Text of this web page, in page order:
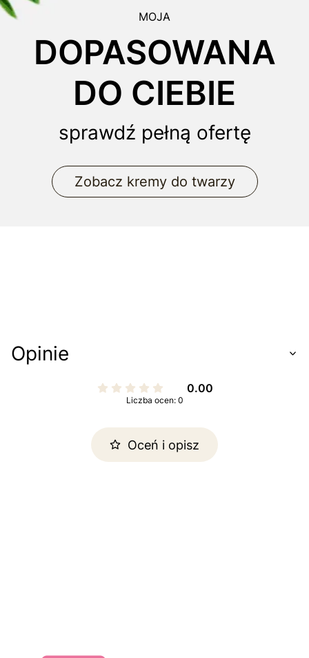
MOJA
DOPASOWANA
DO CIEBIE
sprawdź pełną ofertę
Zobacz kremy do twarzy
Opinie
0.00
Liczba ocen: 0
Oceń i opisz